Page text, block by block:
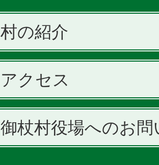
村の紹介
アクセス
御杖村役場へのお